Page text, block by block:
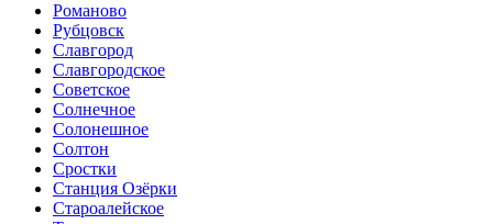
Романово
Рубцовск
Славгород
Славгородское
Советское
Солнечное
Солонешное
Солтон
Сростки
Станция Озёрки
Староалейское